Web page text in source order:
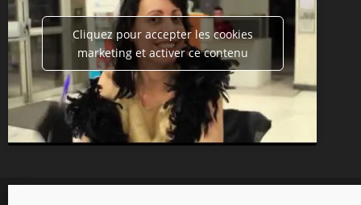
Cliquez pour accepter les cookies
marketing et activer ce contenu